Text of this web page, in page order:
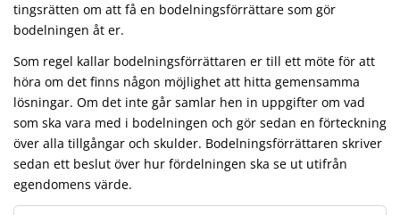
tingsrätten om att få en bodelningsförrättare som gör
bodelningen åt er.
Som regel kallar bodelningsförrättaren er till ett möte för att
höra om det finns någon möjlighet att hitta gemensamma
lösningar. Om det inte går samlar hen in uppgifter om vad
som ska vara med i bodelningen och gör sedan en förteckning
över alla tillgångar och skulder. Bodelningsförrättaren skriver
sedan ett beslut över hur fördelningen ska se ut utifrån
egendomens värde.